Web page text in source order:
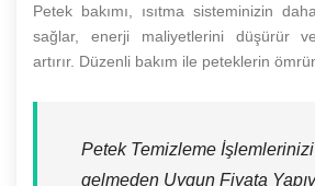
Petek bakımı, ısıtma sisteminizin
sağlar, enerji maliyetlerini düşürür
artırır. Düzenli bakım ile peteklerin
Petek Temizleme İşlemlerinizi
gelmeden Uygun Fiyata